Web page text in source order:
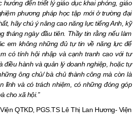
đến triết lý giáo dục khai phóng, giáo
phương pháp học tập mới ở trường đại
hãy chú ý nâng cao năng lực tiếng Anh, kỹ
tháng ngày đầu tiên. Thầy tin rằng nếu làm
em không những đủ tự tin về năng lực để
có tính hội nhập và cạnh tranh cao với tư
điều hành và quản lý doanh nghiệp, hoặc tự
ông chủ/ bà chủ thành công mà còn là
lĩnh và có trách nhiệm, có những đóng góp
cho xã hội.”
QTKD, PGS.TS Lê Thị Lan Hương- Viện